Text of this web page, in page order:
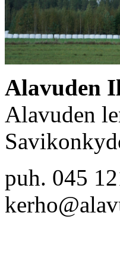
Alavuden
Alavuden
puh. 045